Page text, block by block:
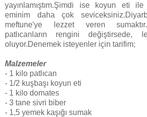
yayınlamıştım.Şimdi ise koyun eti
eminim daha çok
meftune'ye lezzet veren
patlıcanların rengini değiştirsede,
oluyor.Denemek isteyenler için tarifim;
Malzemeler
- 1 kilo patlıcan
- 1/2 kuşbaşı koyun eti
- 1 kilo domates
- 3 tane sivri biber
- 1,5 yemek kaşığı sumak